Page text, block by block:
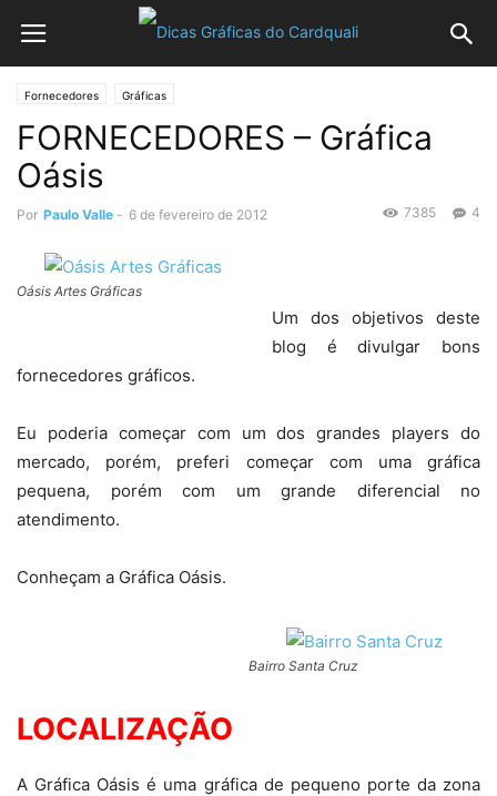
Fornecedores Gráficas
FORNECEDORES – Gráfica
Oásis
Por Paulo Valle - 6 de fevereiro de 2012 4
7385
Oásis Artes Gráficas
Um dos objetivos deste
blog é divulgar bons
fornecedores gráficos.
Eu poderia começar com um dos grandes players do
mercado, porém, preferi começar com uma gráfica
pequena, porém com um grande diferencial no
atendimento.
Conheçam a Gráfica Oásis.
Bairro Santa Cruz
LOCALIZAÇÃO
A Gráfica Oásis é uma gráfica de pequeno porte da zona